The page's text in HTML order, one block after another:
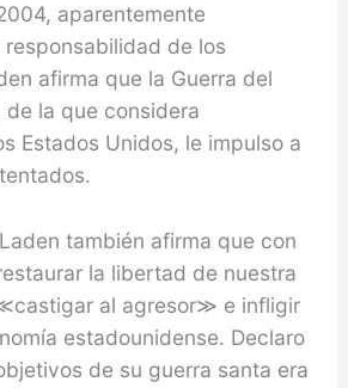
aparentemente
de los
afirma que la Guerra del
de la que considera
Estados Unidos, le impulso a
también afirma que con
la libertad de nuestra
al agresor≫ e infligir
estadounidense. Declaro
de su guerra santa era